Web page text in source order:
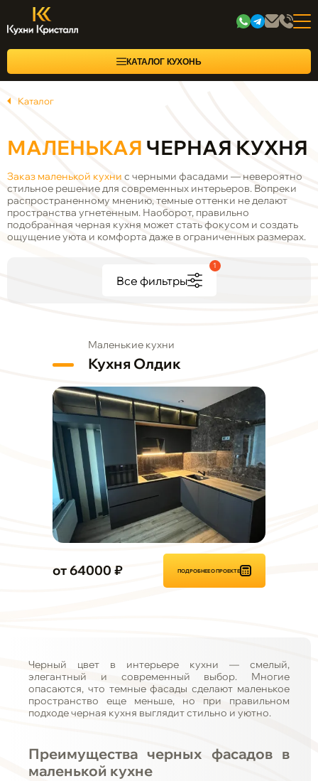
КАТАЛОГ КУХОНЬ
Каталог
МАЛЕНЬКАЯ ЧЕРНАЯ КУХНЯ
Заказ маленькой кухни с черными фасадами — невероятно
стильное решение для современных интерьеров. Вопреки
распространенному мнению, темные оттенки не делают
пространства угнетенным. Наоборот, правильно
подобранная черная кухня может стать фокусом и создать
ощущение уюта и комфорта даже в ограниченных размерах.
1
Все фильтры
Маленькие кухни
Кухня Олдик
от 64000 ₽ ПОДРОБНЕЕ О ПРОЕКТЕ
Черный цвет в интерьере кухни — смелый,
элегантный и современный выбор. Многие
опасаются, что темные фасады сделают маленькое
пространство еще меньше, но при правильном
подходе черная кухня выглядит стильно и уютно.
Преимущества черных фасадов в
маленькой кухне